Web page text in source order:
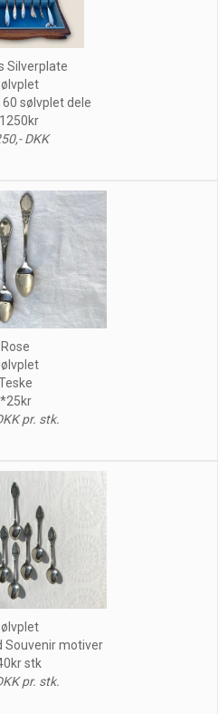
Silverplate
sølvplet dele
DKK
Rose
*25kr
pr. stk.
Souvenir motiver
stk
pr. stk.